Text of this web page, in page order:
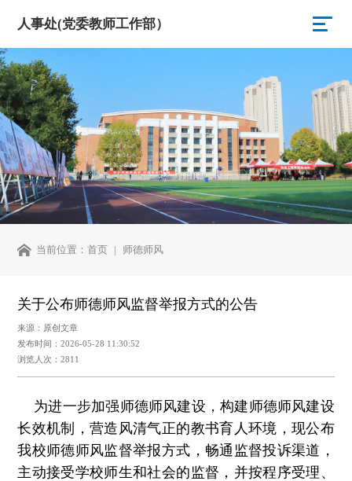
人事处(党委教师工作部）
当前位置：首页 师德师风
关于公布师德师风监督举报方式的公告
来源：原创文章
发布时间：2026-05-28 11:30:52
浏览人次：2811
为进一步加强师德师风建设，构建师德师风建设
长效机制，营造风清气正的教书育人环境，现公布
我校师德师风监督举报方式，畅通监督投诉渠道，
主动接受学校师生和社会的监督，并按程序受理、